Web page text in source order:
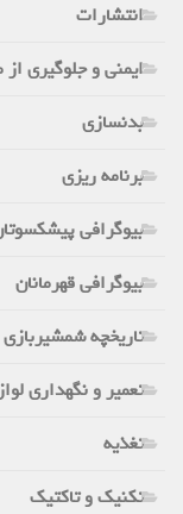
انتشارات
ایمنی و جلوگیری از
بدنسازی
برنامه ریزی
بیوگرافی پیشکسوتان
بیوگرافی قهرمانان
تاریخچه شمشیربازی
تعمیر و نگهداری
تغذیه
تکنیک و تاکتیک